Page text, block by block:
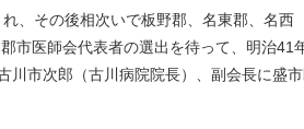
、その後相次いで板野郡、名東郡、名西
市医師会代表者の選出を待って、明治41
川市次郎（古川病院院長）、副会長に盛